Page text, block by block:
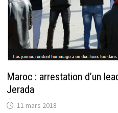
Maroc : arrestation d’un
Jerada
11 mars 2018